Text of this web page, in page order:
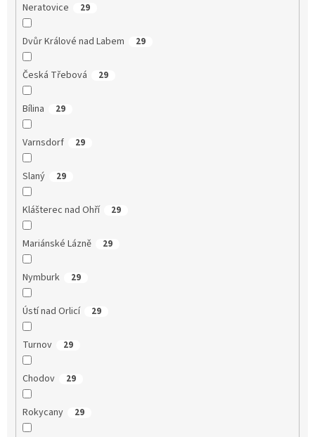
Neratovice 29
Dvůr Králové nad Labem 29
Česká Třebová 29
Bílina 29
Varnsdorf 29
Slaný 29
Klášterec nad Ohří 29
Mariánské Lázně 29
Nymburk 29
Ústí nad Orlicí 29
Turnov 29
Chodov 29
Rokycany 29